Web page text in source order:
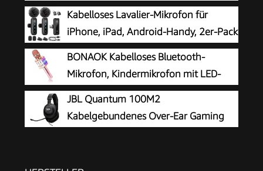
Rauschunterdrückung, Auto-Pairing
und Stummschaltung und Reverb für Vlogging,
Videoaufnahmen, TikTok, YouTube
Kabelloses Lavalier-Mikrofon für
iPhone, iPad, Android-Handy, 2er-Pack
Mini-Mikrofon mit
Rauschunterdrückung, Auto-Pairing und
Stummschaltung und Reverb für Vlogging,
Videoaufnahmen, TikTok, YouTube
BONAOK Kabelloses Bluetooth-
Mikrofon, Kindermikrofon mit LED-
Lichtern, Mini-Karaoke-Maschine für
Party/Zuhause/Geburtstag, kompatibel mit
Bluetooth iOS Android (Rosa)
JBL Quantum 100M2
Kabelgebundenes Over-Ear Gaming
Kompatibilität und abnehmbarem Mikrofon mit